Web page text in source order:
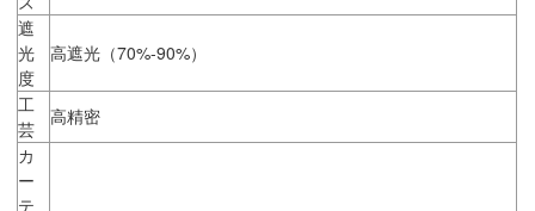
遮
光
度
高遮光（70%-90%）
工
芸
高精密
カ
ー
テ